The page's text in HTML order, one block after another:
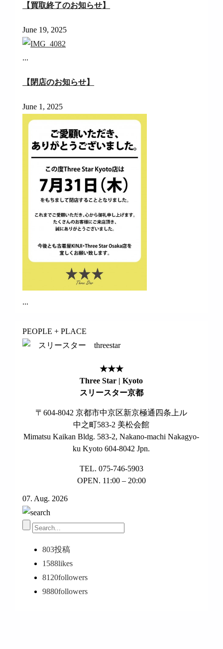
【買取終了のお知らせ】
June 19, 2025
...
【閉店のお知らせ】
June 1, 2025
...
PEOPLE + PLACE
★★★
Three Star | Kyoto
スリースター京都
〒604-8042 京都市中京区新京極通四条上ル
中之町583-2 美松会館
Mimatsu Kaikan Bldg. 583-2, Nakano-machi Nakagyo-
ku Kyoto 604-8042 Jpn.
TEL. 075-746-5903
OPEN. 11:00 – 20:00
07. Aug. 2026
803投稿
1588likes
8120followers
9880followers